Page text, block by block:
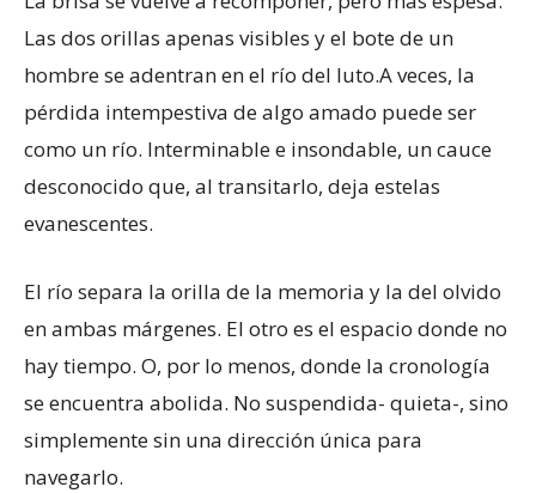
Las dos orillas apenas visibles y el bote de un
hombre se adentran en el río del luto.A veces, la
pérdida intempestiva de algo amado puede ser
como un río. Interminable e insondable, un cauce
desconocido que, al transitarlo, deja estelas
evanescentes.
El río separa la orilla de la memoria y la del olvido
en ambas márgenes. El otro es el espacio donde no
hay tiempo. O, por lo menos, donde la cronología
se encuentra abolida. No suspendida- quieta-, sino
simplemente sin una dirección única para
navegarlo.